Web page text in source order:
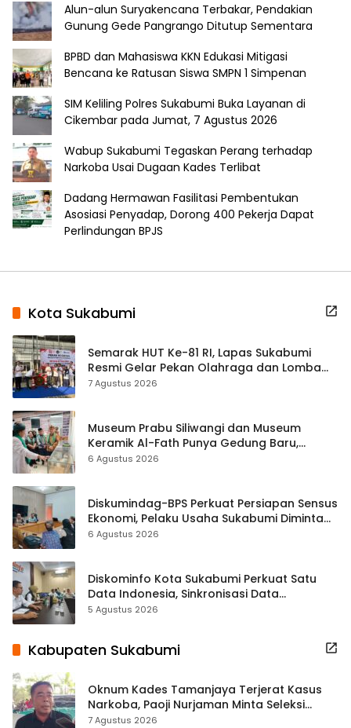
Alun-alun Suryakencana Terbakar, Pendakian
Gunung Gede Pangrango Ditutup Sementara
BPBD dan Mahasiswa KKN Edukasi Mitigasi
Bencana ke Ratusan Siswa SMPN 1 Simpenan
SIM Keliling Polres Sukabumi Buka Layanan di
Cikembar pada Jumat, 7 Agustus 2026
Wabup Sukabumi Tegaskan Perang terhadap
Narkoba Usai Dugaan Kades Terlibat
Dadang Hermawan Fasilitasi Pembentukan
Asosiasi Penyadap, Dorong 400 Pekerja Dapat
Perlindungan BPJS
Kota Sukabumi
Semarak HUT Ke-81 RI, Lapas Sukabumi
Resmi Gelar Pekan Olahraga dan Lomba
Tradisional
7 Agustus 2026
Museum Prabu Siliwangi dan Museum
Keramik Al-Fath Punya Gedung Baru,
Hampir 500 Koleksi Dipisahkan
6 Agustus 2026
Diskumindag-BPS Perkuat Persiapan Sensus
Ekonomi, Pelaku Usaha Sukabumi Diminta
Terbuka Beri Data
6 Agustus 2026
Diskominfo Kota Sukabumi Perkuat Satu
Data Indonesia, Sinkronisasi Data
Kewilayahan Dikebut
5 Agustus 2026
Kabupaten Sukabumi
Oknum Kades Tamanjaya Terjerat Kasus
Narkoba, Paoji Nurjaman Minta Seleksi
Calon Kades Diperketat
7 Agustus 2026